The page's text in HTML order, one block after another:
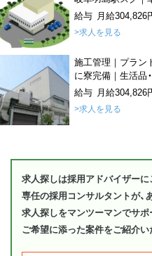
給与 月給304,826
>求人を見る
施工管理｜プラン
に寮完備｜生活品
給与 月給304,826
>求人を見る
求人探しは採用アドバイザーに
専任の採用コンサルタントが
求人探しをマンツーマンでサポ
ご希望に添った案件をご紹介い